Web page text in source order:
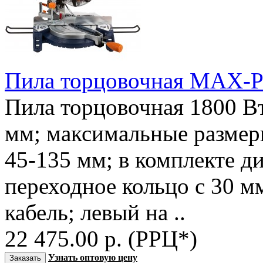
Пила торцовочная MAX-
Пила торцовочная 1800
мм; максимальные
45-135 мм; в комплекте
переходное кольцо с 30
кабель; левый на ..
22 475.00 р. (РРЦ*)
Узнать оптовую цену